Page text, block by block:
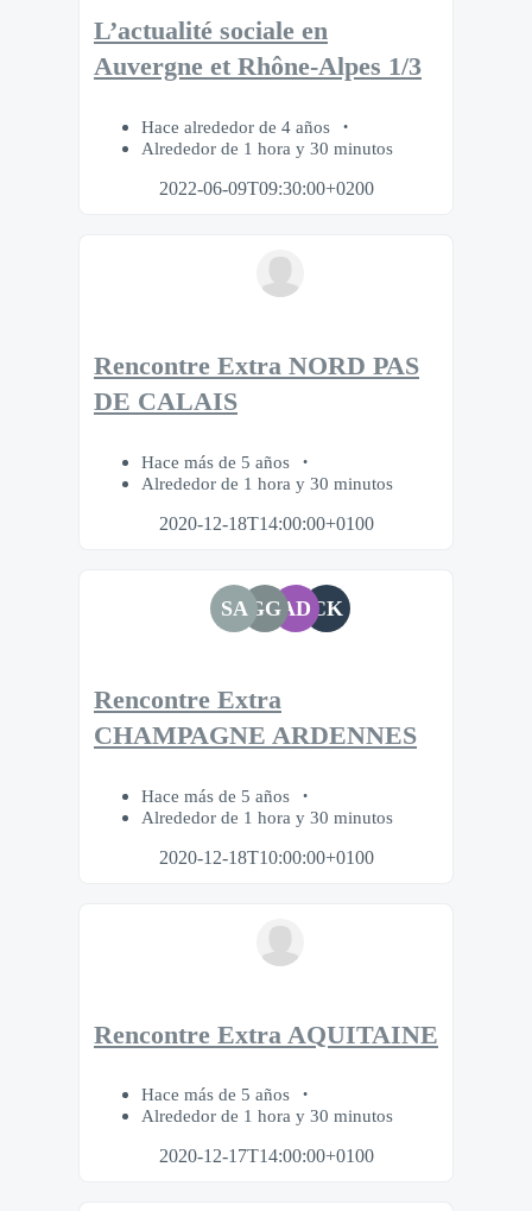
L’actualité sociale en
Auvergne et Rhône-Alpes 1/3
Hace alrededor de 4 años
Alrededor de 1 hora y 30 minutos
2022-06-09T09:30:00+0200
Rencontre Extra NORD PAS
DE CALAIS
Hace más de 5 años
Alrededor de 1 hora y 30 minutos
2020-12-18T14:00:00+0100
SA GGAD CK
Rencontre Extra
CHAMPAGNE ARDENNES
Hace más de 5 años
Alrededor de 1 hora y 30 minutos
2020-12-18T10:00:00+0100
Rencontre Extra AQUITAINE
Hace más de 5 años
Alrededor de 1 hora y 30 minutos
2020-12-17T14:00:00+0100